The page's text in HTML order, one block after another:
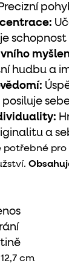
Precizní
hudbu a
a
potřebné
12,7 cm